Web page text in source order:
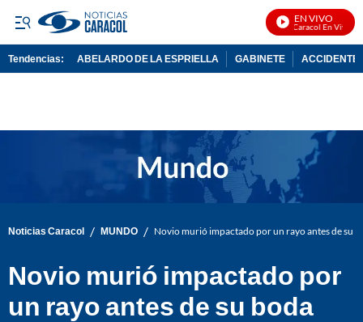
EN VIVO
Noticias Caracol En Vivo
Tendencias: ABELARDO DE LA ESPRIELLA GABINETE ACCIDENTE
Noticias Caracol / MUNDO / Novio murió impactado por un rayo antes de su
Novio murió impactado por
un rayo antes de su boda